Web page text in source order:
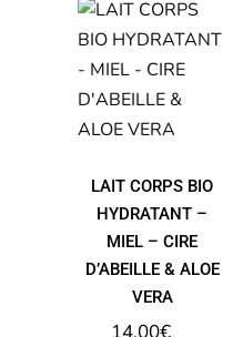
CORPS BIO
HYDRATANT
– MIEL –
CIRE
D’ABEILLE
& ALOE
LAIT CORPS BIO
HYDRATANT –
MIEL – CIRE
D’ABEILLE & ALOE
VERA